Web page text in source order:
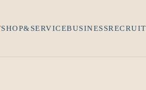
SHOP&SERVICEBUSINESSRECRUIT